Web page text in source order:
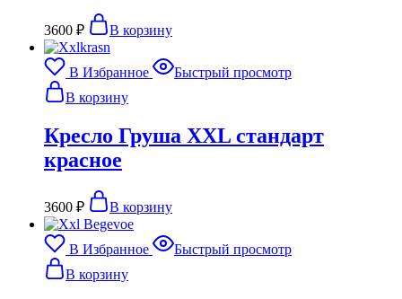
3600 ₽ В корзину
В Избранное
Быстрый просмотр
В корзину
Кресло Груша XXL стандарт
красное
3600 ₽ В корзину
В Избранное
Быстрый просмотр
В корзину